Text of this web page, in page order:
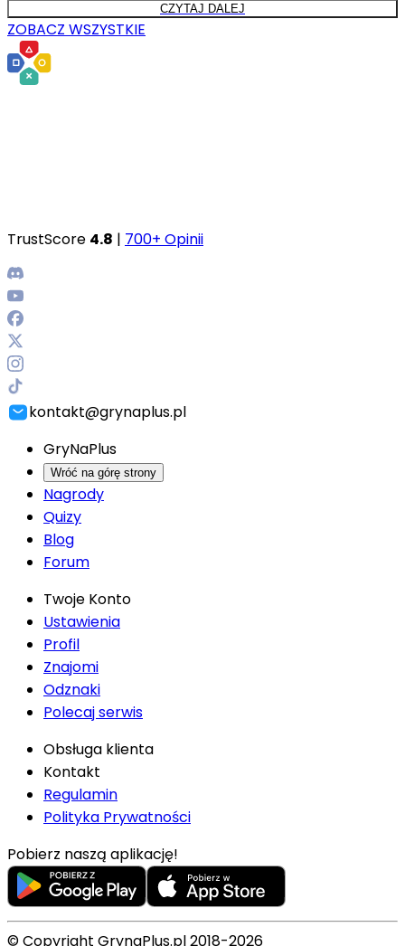
CZYTAJ DALEJ
ZOBACZ WSZYSTKIE
TrustScore 4.8 | 700+ Opinii
kontakt@grynaplus.pl
GryNaPlus
Wróć na górę strony
Nagrody
Quizy
Blog
Forum
Twoje Konto
Ustawienia
Profil
Znajomi
Odznaki
Polecaj serwis
Obsługa klienta
Kontakt
Regulamin
Polityka Prywatności
Pobierz naszą aplikację!
© Copyright GrynaPlus.pl 2018-2026